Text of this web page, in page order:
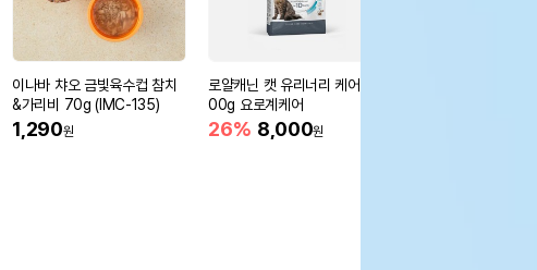
이나바 챠오 금빛육수컵 참치
&가리비 70g (IMC-135)
1,290원
로얄캐닌 캣 유리너리 케어 4
00g 요로계케어
26% 8,000원